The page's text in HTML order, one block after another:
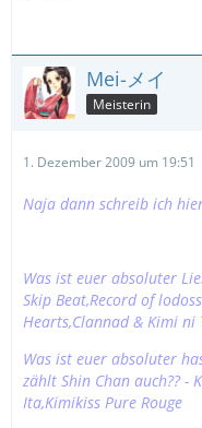
Mei-メイ
Meisterin
1. Dezember 2009 um 19:51
Naja dann schreib ich
Was ist euer absoluter
Skip Beat,Record of
Hearts,Clannad & Kimi ni
Was ist euer absoluter
zählt Shin Chan auch?? -
Ita,Kimikiss Pure Rouge